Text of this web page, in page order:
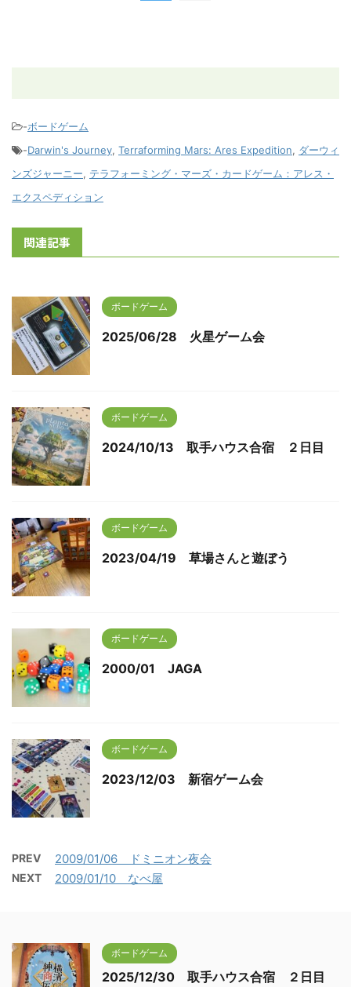
-ボードゲーム
-Darwin's Journey, Terraforming Mars: Ares Expedition, ダーウィ
ンズジャーニー, テラフォーミング・マーズ・カードゲーム：アレス・
エクスペディション
関連記事
ボードゲーム
2025/06/28 火星ゲーム会
ボードゲーム
2024/10/13 取手ハウス合宿 ２日目
ボードゲーム
2023/04/19 草場さんと遊ぼう
ボードゲーム
2000/01 JAGA
ボードゲーム
2023/12/03 新宿ゲーム会
PREV 2009/01/06 ドミニオン夜会
NEXT 2009/01/10 なべ屋
ボードゲーム
2025/12/30 取手ハウス合宿 ２日目